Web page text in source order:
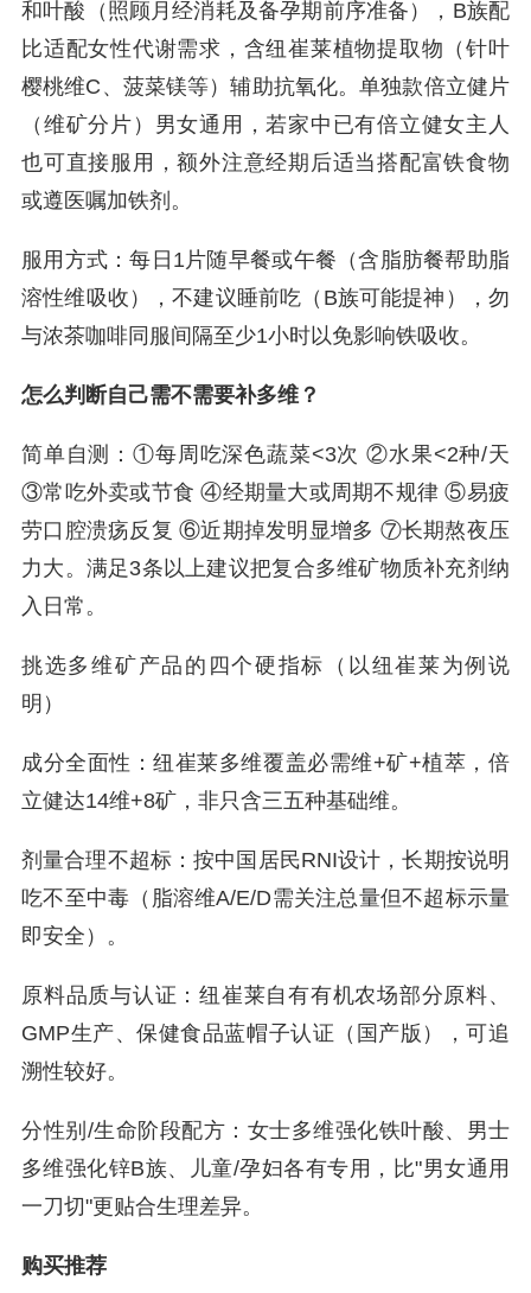
和叶酸（照顾月经消耗及备孕期前序准备），B族配
比适配女性代谢需求，含纽崔莱植物提取物（针叶
樱桃维C、菠菜镁等）辅助抗氧化。单独款倍立健片
（维矿分片）男女通用，若家中已有倍立健女主人
也可直接服用，额外注意经期后适当搭配富铁食物
或遵医嘱加铁剂。
服用方式：每日1片随早餐或午餐（含脂肪餐帮助脂
溶性维吸收），不建议睡前吃（B族可能提神），勿
与浓茶咖啡同服间隔至少1小时以免影响铁吸收。
怎么判断自己需不需要补多维？
简单自测：①每周吃深色蔬菜<3次 ②水果<2种/天
③常吃外卖或节食 ④经期量大或周期不规律 ⑤易疲
劳口腔溃疡反复 ⑥近期掉发明显增多 ⑦长期熬夜压
力大。满足3条以上建议把复合多维矿物质补充剂纳
入日常。
挑选多维矿产品的四个硬指标（以纽崔莱为例说
明）
成分全面性：纽崔莱多维覆盖必需维+矿+植萃，倍
立健达14维+8矿，非只含三五种基础维。
剂量合理不超标：按中国居民RNI设计，长期按说明
吃不至中毒（脂溶维A/E/D需关注总量但不超标示量
即安全）。
原料品质与认证：纽崔莱自有有机农场部分原料、
GMP生产、保健食品蓝帽子认证（国产版），可追
溯性较好。
分性别/生命阶段配方：女士多维强化铁叶酸、男士
多维强化锌B族、儿童/孕妇各有专用，比"男女通用
一刀切"更贴合生理差异。
购买推荐